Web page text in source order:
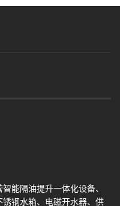
智能隔油提升一体化设备、
钢水箱、电磁开水器、供